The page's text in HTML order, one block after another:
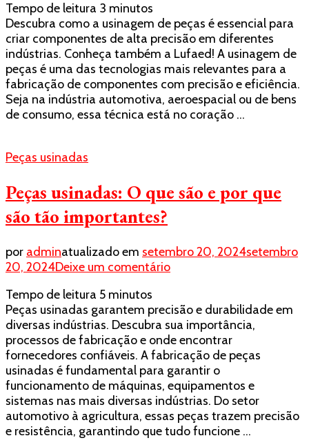
de
usinagem
de
peças:
tecnologia
para
a
fabricação
Tempo de leitura 3 minutos
Descubra como a usinagem de peças é essencial para
criar componentes de alta precisão em diferentes
indústrias. Conheça também a Lufaed! A usinagem de
peças é uma das tecnologias mais relevantes para a
fabricação de componentes com precisão e eficiência.
Seja na indústria automotiva, aeroespacial ou de bens
de consumo, essa técnica está no coração …
Peças usinadas
Peças usinadas: O que são e por que
são tão importantes?
por adminatualizado em setembro 20, 2024setembro
20, 2024Deixe um comentárioem
O
que
são
e
por
que
são
tão
importantes?
Tempo de leitura 5 minutos
Peças usinadas garantem precisão e durabilidade em
diversas indústrias. Descubra sua importância,
processos de fabricação e onde encontrar
fornecedores confiáveis. A fabricação de peças
usinadas é fundamental para garantir o
funcionamento de máquinas, equipamentos e
sistemas nas mais diversas indústrias. Do setor
automotivo à agricultura, essas peças trazem precisão
e resistência, garantindo que tudo funcione …